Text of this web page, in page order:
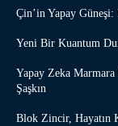
Çin’in Yapay
Yeni Bir Kuantum
Yapay Zeka
Şaşkın
Blok Zincir, Hayatın